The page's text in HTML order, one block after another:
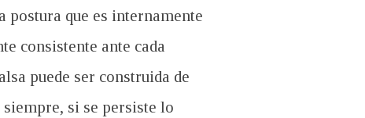
postura que es internamente
consistente ante cada
puede ser construida de
si se persiste lo